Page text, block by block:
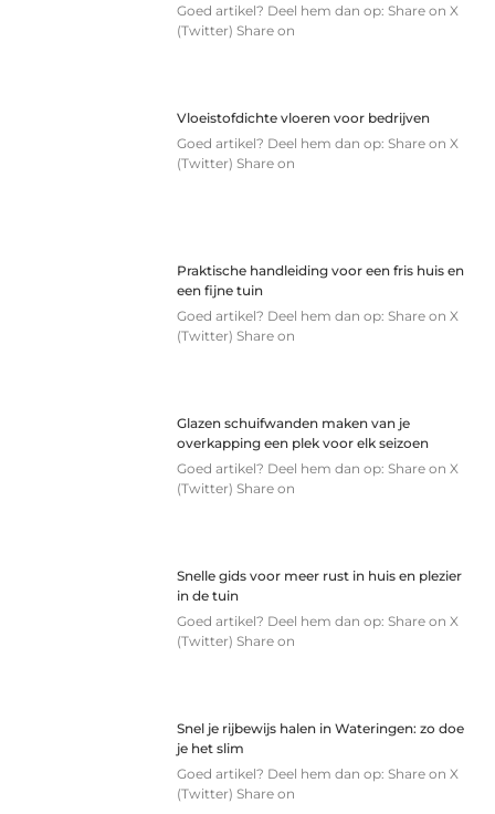
Goed artikel? Deel hem dan op: Share on X
(Twitter) Share on
Vloeistofdichte vloeren voor bedrijven
Goed artikel? Deel hem dan op: Share on X
(Twitter) Share on
Praktische handleiding voor een fris huis en
een fijne tuin
Goed artikel? Deel hem dan op: Share on X
(Twitter) Share on
Glazen schuifwanden maken van je
overkapping een plek voor elk seizoen
Goed artikel? Deel hem dan op: Share on X
(Twitter) Share on
Snelle gids voor meer rust in huis en plezier
in de tuin
Goed artikel? Deel hem dan op: Share on X
(Twitter) Share on
Snel je rijbewijs halen in Wateringen: zo doe
je het slim
Goed artikel? Deel hem dan op: Share on X
(Twitter) Share on